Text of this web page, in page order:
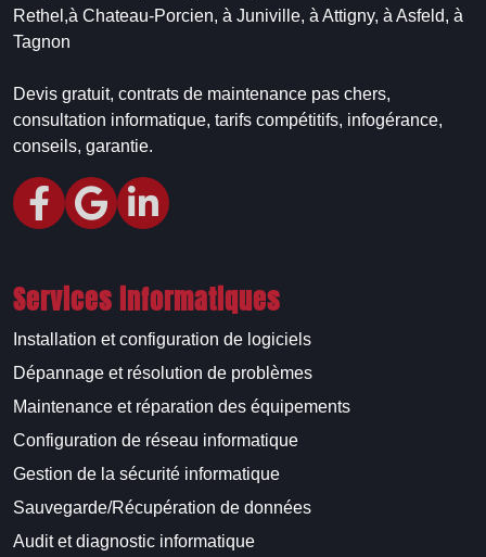
Rethel,à Chateau-Porcien, à Juniville, à Attigny, à Asfeld, à
Tagnon
Devis gratuit, contrats de maintenance pas chers,
consultation informatique, tarifs compétitifs, infogérance,
conseils, garantie.
Services informatiques
Installation et configuration de logiciels
Dépannage et résolution de problèmes
Maintenance et réparation des équipements
Configuration de réseau informatique
Gestion de la sécurité informatique
Sauvegarde/Récupération de données
Audit et diagnostic informatique